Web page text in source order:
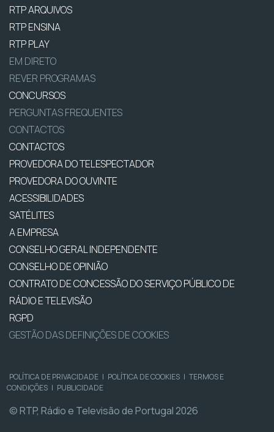
RTP ARQUIVOS
RTP ENSINA
RTP PLAY
EM DIRETO
REVER PROGRAMAS
CONCURSOS
PERGUNTAS FREQUENTES
CONTACTOS
CONTACTOS
PROVEDORA DO TELESPECTADOR
PROVEDORA DO OUVINTE
ACESSIBILIDADES
SATÉLITES
A EMPRESA
CONSELHO GERAL INDEPENDENTE
CONSELHO DE OPINIÃO
CONTRATO DE CONCESSÃO DO SERVIÇO PÚBLICO DE
RÁDIO E TELEVISÃO
RGPD
GESTÃO DAS DEFINIÇÕES DE COOKIES
POLÍTICA DE PRIVACIDADE | POLÍTICA DE COOKIES | TERMOS E
CONDIÇÕES | PUBLICIDADE
© RTP, Rádio e Televisão de Portugal 2026